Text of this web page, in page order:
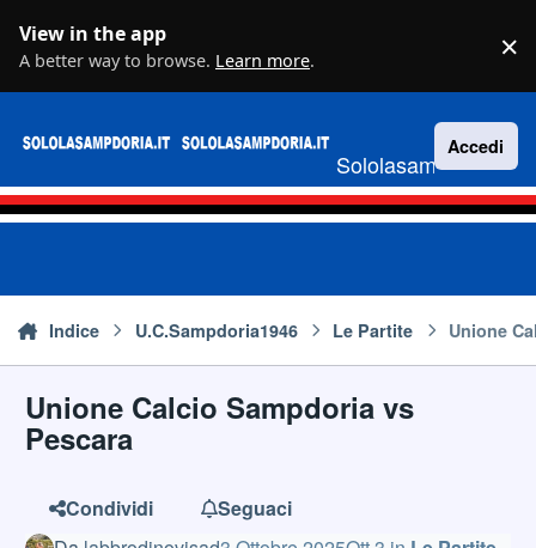
View in the app
A better way to browse. Learn more. ×
Sololasampdoria.it
Accedi
Indice U.C.Sampdoria1946 Le Partite Unione
Unione Calcio Sampdoria vs
Pescara
Condividi
Seguaci